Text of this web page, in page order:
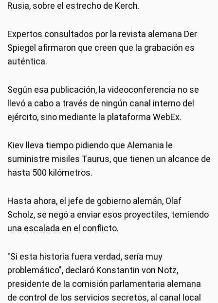
Rusia, sobre el estrecho de Kerch.
Expertos consultados por la revista alemana Der
Spiegel afirmaron que creen que la grabación es
auténtica.
Según esa publicación, la videoconferencia no se
llevó a cabo a través de ningún canal interno del
ejército, sino mediante la plataforma WebEx.
Kiev lleva tiempo pidiendo que Alemania le
suministre misiles Taurus, que tienen un alcance de
hasta 500 kilómetros.
Hasta ahora, el jefe de gobierno alemán, Olaf
Scholz, se negó a enviar esos proyectiles, temiendo
una escalada en el conflicto.
"Si esta historia fuera verdad, sería muy
problemático", declaró Konstantin von Notz,
presidente de la comisión parlamentaria alemana
de control de los servicios secretos, al canal local